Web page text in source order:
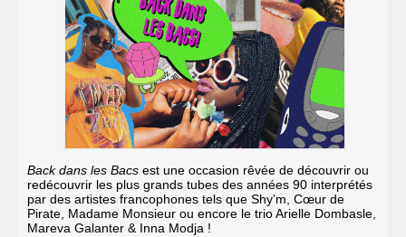
Back dans les Bacs est une occasion rêvée de découvrir ou
redécouvrir les plus grands tubes des années 90 interprétés
par des artistes francophones tels que Shy’m, Cœur de
Pirate, Madame Monsieur ou encore le trio Arielle Dombasle,
Mareva Galanter & Inna Modja !